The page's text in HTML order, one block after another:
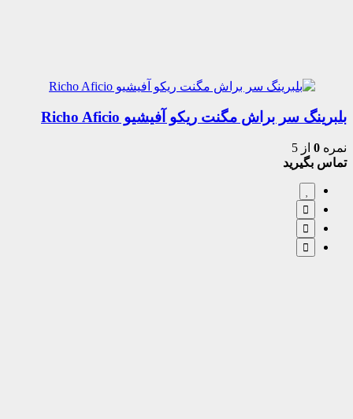
بلبرینگ سر براش مگنت ریکو آفیشیو Richo Aficio
نمره 0 از 5
تماس بگیرید